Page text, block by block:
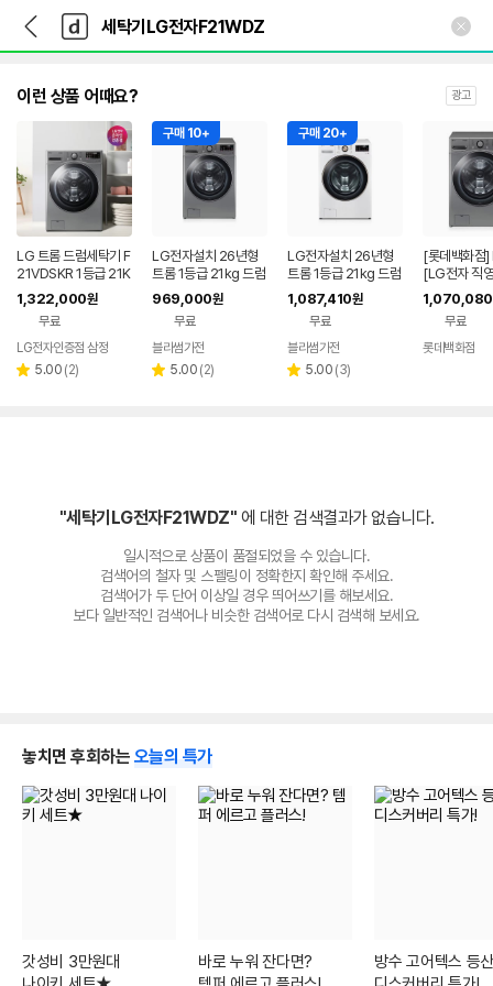
다
나
와
가
다
와
인
이런 상품 어때요? 광고
LG 트롬 드럼세탁기 F
21VDSKR 1등급 21K
G 실버
1,322,000원
무료
LG전자인증점 삼정
별 5.00 리
(2)
구매 10+
LG전자설치 26년형
트롬 1등급 21kg 드럼
세탁기 F21VDSKR 스
테인리스실버
969,000원
무료
페이
블라썸가전
별 5.00 리
(2)
구매 20+
LG전자설치 26년형
트롬 1등급 21kg 드럼
세탁기 F21WDLPR
화이트
1,087,410원
무료
페이
블라썸가전
별 5.00 리
(3)
[롯데백화점]
[LG전자 직
롬 세탁기
1,070,080
무료
롯데백화점
"세탁기LG전자F21WDZ" 에 대한 검색결과가 없습니다.
일시적으로 상품이 품절되었을 수 있습니다.
검색어의 철자 및 스펠링이 정확한지 확인해 주세요.
검색어가 두 단어 이상일 경우 띄어쓰기를 해보세요.
보다 일반적인 검색어나 비슷한 검색어로 다시 검색해 보세요.
놓치면 후회하는 오늘의 특가
갓성비 3만원대
바로 누워 잔다면?
방수 고어텍스 등